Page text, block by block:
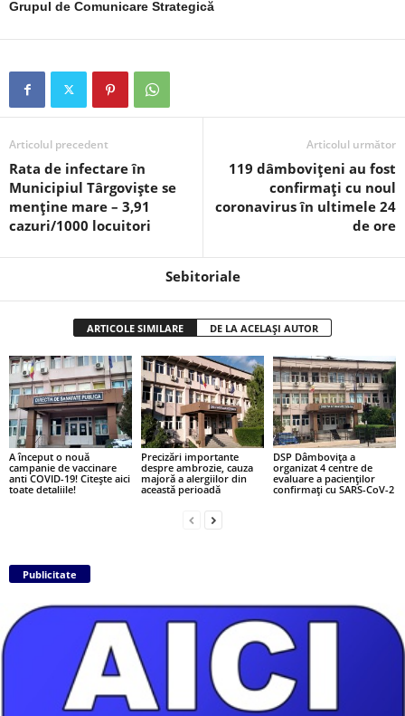
Grupul de Comunicare Strategică
Articolul precedent
Rata de infectare în
Municipiul Târgoviște se
menține mare – 3,91
cazuri/1000 locuitori
Articolul următor
119 dâmbovițeni au fost
confirmați cu noul
coronavirus în ultimele 24
de ore
Sebitoriale
ARTICOLE SIMILARE DE LA ACELAȘI AUTOR
A început o nouă
campanie de vaccinare
anti COVID-19! Citește aici
toate detaliile!
Precizări importante
despre ambrozie, cauza
majoră a alergiilor din
această perioadă
DSP Dâmbovița a
organizat 4 centre de
evaluare a pacienților
confirmați cu SARS-CoV-2
Publicitate